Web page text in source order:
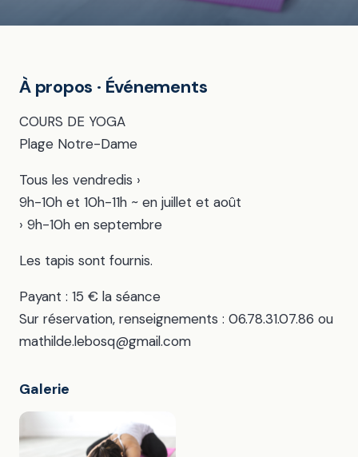
À propos · Événements
COURS DE YOGA
Plage Notre-Dame
Tous les vendredis ›
9h-10h et 10h-11h ~ en juillet et août
› 9h-10h en septembre
Les tapis sont fournis.
Payant : 15 € la séance
Sur réservation, renseignements : 06.78.31.07.86 ou
mathilde.lebosq@gmail.com
Galerie